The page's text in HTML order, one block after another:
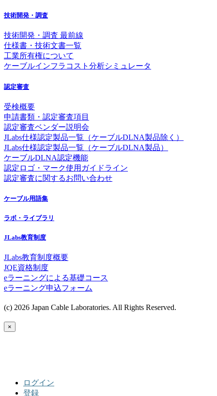
技術開発・調査
技術開発・調査 最前線
仕様書・技術文書一覧
工業所有権について
ケーブルインフラコスト分析シミュレータ
認定審査
受検概要
申請書類・認定審査項目
認定審査ベンダー説明会
JLabs仕様認定製品一覧（ケーブルDLNA製品除く）
JLabs仕様認定製品一覧（ケーブルDLNA製品）
ケーブルDLNA認定機能
認定ロゴ・マーク使用ガイドライン
認定審査に関するお問い合わせ
ケーブル用語集
ラボ・ライブラリ
JLabs教育制度
JLabs教育制度概要
JQE資格制度
eラーニングによる基礎コース
eラーニング申込フォーム
(c) 2026 Japan Cable Laboratories. All Rights Reserved.
×
ログイン
登録